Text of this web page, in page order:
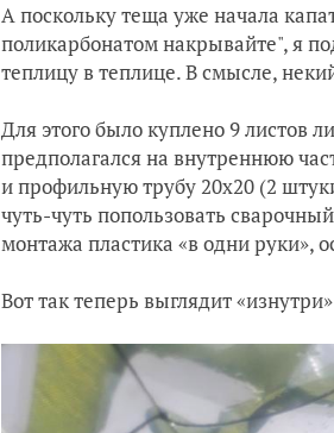
А поскольку теща уже начала
поликарбонатом накрывайте", я
теплицу в теплице. В смысле,
Для этого было куплено 9 листов
предполагался на внутреннюю
и профильную трубу 20х20 (2
чуть-чуть попользовать
монтажа пластика «в одни руки»,
Вот так теперь выглядит